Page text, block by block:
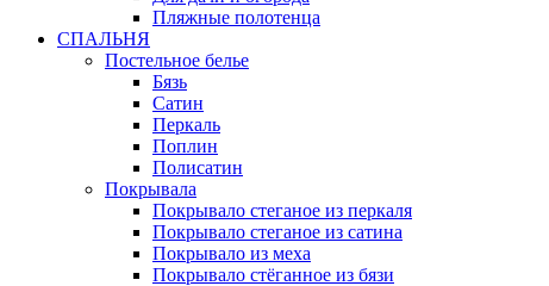
Пляжные полотенца
СПАЛЬНЯ
Постельное белье
Бязь
Сатин
Перкаль
Поплин
Полисатин
Покрывала
Покрывало стеганое из перкаля
Покрывало стеганое из сатина
Покрывало из меха
Покрывало стёганное из бязи